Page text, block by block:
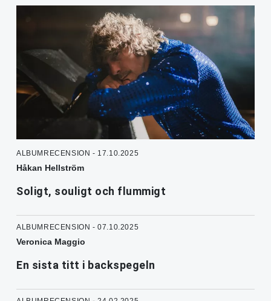
ALBUMRECENSION - 17.10.2025
Håkan Hellström
Soligt, souligt och flummigt
ALBUMRECENSION - 07.10.2025
Veronica Maggio
En sista titt i backspegeln